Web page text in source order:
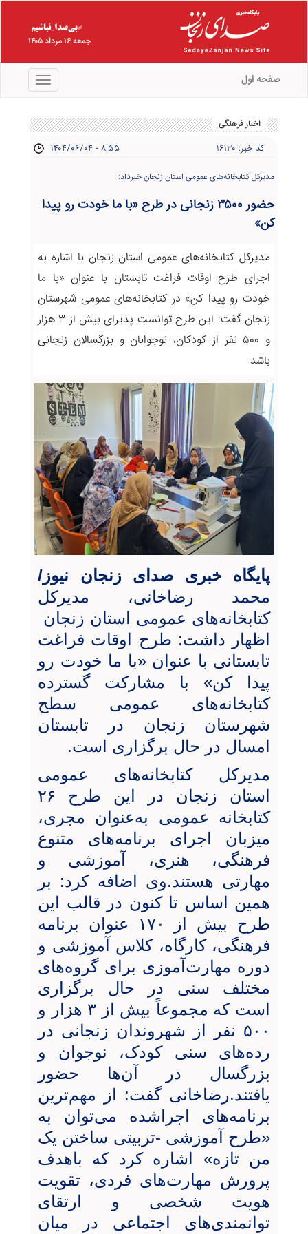
جمعه ۱۶ مرداد ۱۴۰۵
منو صفحه اول
اخبار فرهنگی
کد خبر: ۱۶۱۳۰ ۱۴۰۴/۰۶/۰۴ - ۸:۵۵
مدیرکل کتابخانه‌های عمومی استان زنجان خبرداد:
حضور ۳۵۰۰ زنجانی در طرح «با ما خودت رو پیدا
کن»
مدیرکل کتابخانه‌های عمومی استان زنجان با اشاره به
اجرای طرح اوقات فراغت تابستان با عنوان «با ما
خودت رو پیدا کن» در کتابخانه‌های عمومی شهرستان
زنجان گفت: این طرح توانست پذیرای بیش از ۳ هزار
و ۵۰۰ نفر از کودکان، نوجوانان و بزرگسالان زنجانی
باشد
پایگاه خبری صدای زنجان نیوز/
محمد رضاخانی، مدیرکل
کتابخانه‌های عمومی استان زنجان
اظهار داشت: طرح اوقات فراغت
تابستانی با عنوان «با ما خودت رو
پیدا کن» با مشارکت گسترده
کتابخانه‌های عمومی سطح
شهرستان زنجان در تابستان
امسال در حال برگزاری است.
مدیرکل کتابخانه‌های عمومی
استان زنجان در این طرح ۲۶
کتابخانه عمومی به‌عنوان مجری،
میزبان اجرای برنامه‌های متنوع
فرهنگی، هنری، آموزشی و
مهارتی هستند.وی اضافه کرد: بر
همین اساس تا کنون در قالب این
طرح بیش از ۱۷۰ عنوان برنامه
فرهنگی، کارگاه، کلاس آموزشی و
دوره مهارت‌آموزی برای گروه‌های
مختلف سنی در حال برگزاری
است که مجموعاً بیش از ۳ هزار و
۵۰۰ نفر از شهروندان زنجانی در
رده‌های سنی کودک، نوجوان و
بزرگسال در آن‌ها حضور
یافتند.رضاخانی گفت: از مهم‌ترین
برنامه‌های اجراشده می‌توان به
«طرح آموزشی -تربیتی ساختن یک
من تازه» اشاره کرد که باهدف
پرورش مهارت‌های فردی، تقویت
هویت شخصی و ارتقای
توانمندی‌های اجتماعی در میان